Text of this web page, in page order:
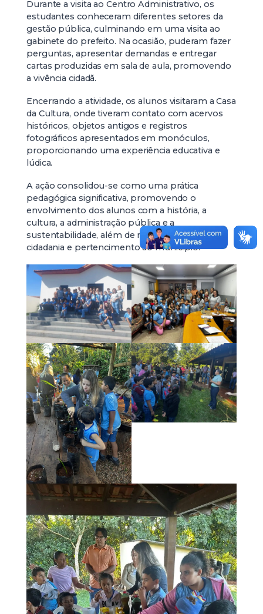
Durante a visita ao Centro Administrativo, os
estudantes conheceram diferentes setores da
gestão pública, culminando em uma visita ao
gabinete do prefeito. Na ocasião, puderam fazer
perguntas, apresentar demandas e entregar
cartas produzidas em sala de aula, promovendo
a vivência cidadã.
Encerrando a atividade, os alunos visitaram a Casa
da Cultura, onde tiveram contato com acervos
históricos, objetos antigos e registros
fotográficos apresentados em monóculos,
proporcionando uma experiência educativa e
lúdica.
A ação consolidou-se como uma prática
pedagógica significativa, promovendo o
envolvimento dos alunos com a história, a
cultura, a administração pública e a
sustentabilidade, além de reforçar valores de
cidadania e pertencimento ao município.